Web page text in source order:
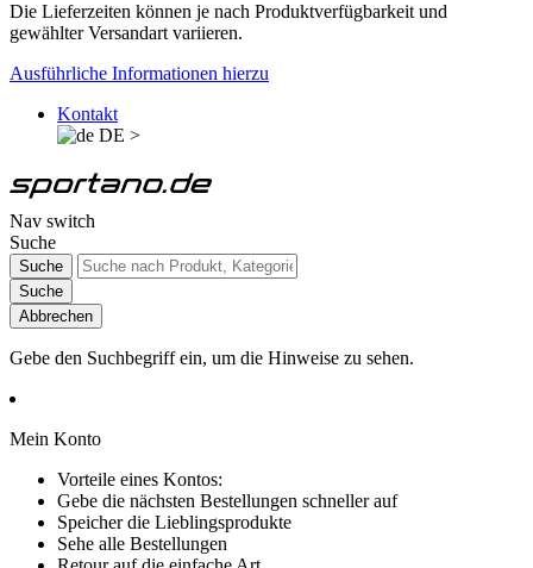
Die Lieferzeiten können je nach Produktverfügbarkeit und
gewählter Versandart variieren.
Ausführliche Informationen hierzu
Kontakt
DE >
Nav switch
Suche
Suche
Suche
Abbrechen
Gebe den Suchbegriff ein, um die Hinweise zu sehen.
Mein Konto
Vorteile eines Kontos:
Gebe die nächsten Bestellungen schneller auf
Speicher die Lieblingsprodukte
Sehe alle Bestellungen